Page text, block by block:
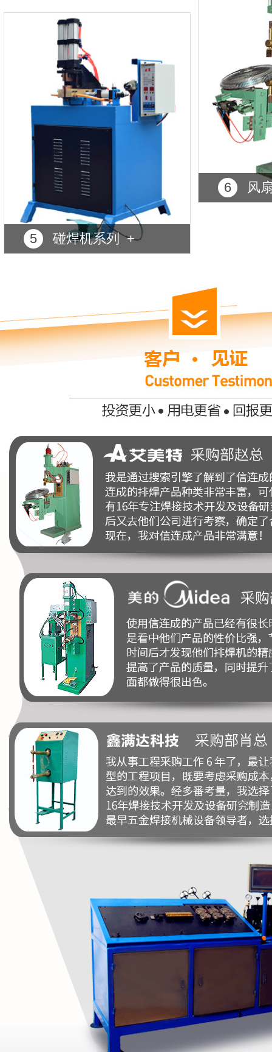
5 碰焊机系列 +
6 风